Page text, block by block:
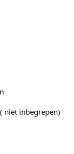
niet inbegrepen)